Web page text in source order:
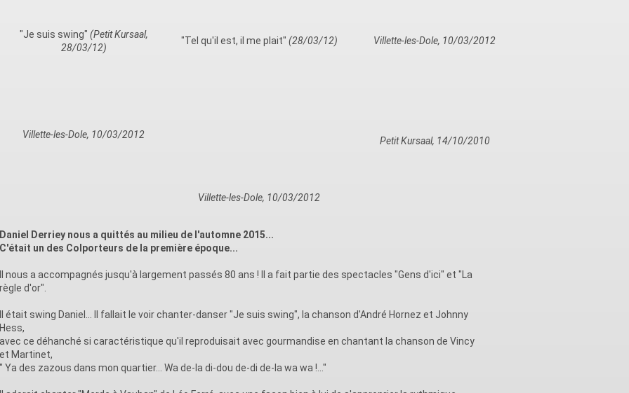
"Je suis swing" (Petit Kursaal,
28/03/12)
"Tel qu'il est, il me plait" (28/03/12) Villette-les-Dole, 10/03/2012
Villette-les-Dole, 10/03/2012
Villette-les-Dole, 10/03/2012
Petit Kursaal, 14/10/2010
Daniel Derriey nous a quittés au milieu de l'automne 2015...
C'était un des Colporteurs de la première époque...
Il nous a accompagnés jusqu'à largement passés 80 ans ! Il a fait partie des spectacles "Gens d'ici" et "La
règle d'or".
Il était swing Daniel... Il fallait le voir chanter-danser "Je suis swing", la chanson d'André Hornez et Johnny
Hess,
avec ce déhanché si caractéristique qu'il reproduisait avec gourmandise en chantant la chanson de Vincy
et Martinet,
" Ya des zazous dans mon quartier... Wa de-la di-dou de-di de-la wa wa !..."